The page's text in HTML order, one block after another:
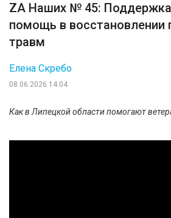
ZА Наших № 45: Поддержка
помощь в восстановлении
травм
08.06.2026 14:04
Елена Скребо
Как в Липецкой области помогают